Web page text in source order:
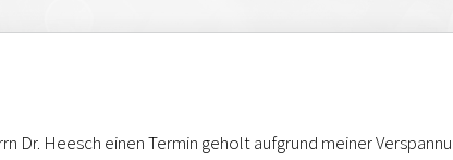
Dr. Heesch einen Termin geholt aufgrund meiner